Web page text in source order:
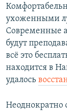
ухоженными
Современные
будут
всё это
находится в
удалось
Неоднократно